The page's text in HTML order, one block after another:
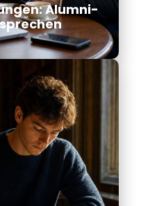
Alumni-